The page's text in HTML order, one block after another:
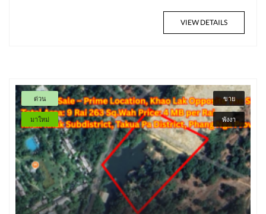
VIEW DETAILS
ด่วน
มาใหม่
ขาย
พังงา